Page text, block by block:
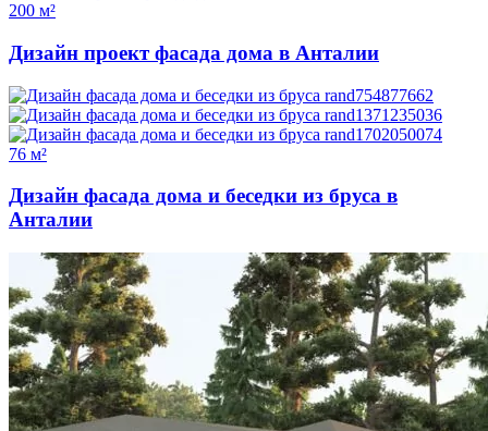
200 м²
Дизайн проект фасада дома в Анталии
76 м²
Дизайн фасада дома и беседки из бруса в
Анталии